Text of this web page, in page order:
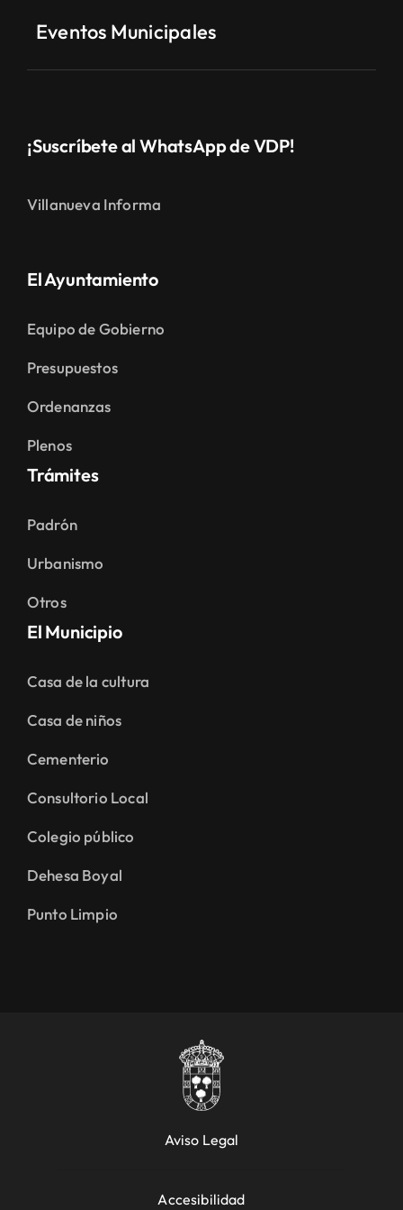
Eventos Municipales
¡Suscríbete al WhatsApp de VDP!
Villanueva Informa
El Ayuntamiento
Equipo de Gobierno
Presupuestos
Ordenanzas
Plenos
Trámites
Padrón
Urbanismo
Otros
El Municipio
Casa de la cultura
Casa de niños
Cementerio
Consultorio Local
Colegio público
Dehesa Boyal
Punto Limpio
Aviso Legal
Accesibilidad